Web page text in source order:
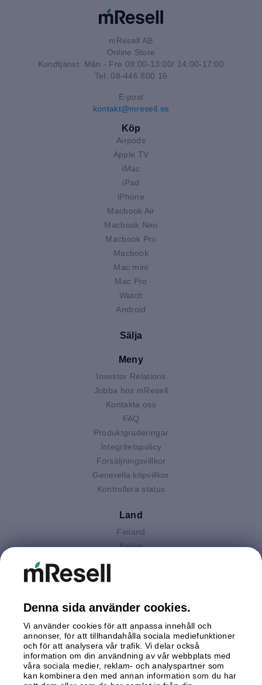
mResell AB
Online Store
Kundtjänst: Mån - Fre 09:00-13:00/ 14:00-17:00
Tel: 08-446 800 16
E-post
kontakt@mresell.se
Köp
Airpods
Apple TV
iMac
iPad
iPhone
Macbook Air
Macbook Neo
Macbook Pro
Macbook
Mac mini
Mac Pro
Watch
Android
Sälja
Meny
Investor Relations
Jobba hos mResell
Kontakta oss
FAQ
Produktgraderingar
Integritetspolicy
Försäljningsvillkor
Generella köpvillkor
Kontrollera status
Land
Finland
Italien
Storbritannien
Tyskland
Österrike
Betalningar
Denna sida använder cookies.
Vi använder cookies för att anpassa innehåll och
annonser, för att tillhandahålla sociala mediefunktioner
och för att analysera vår trafik. Vi delar också
information om din användning av vår webbplats med
våra sociala medier, reklam- och analyspartner som
kan kombinera den med annan information som du har